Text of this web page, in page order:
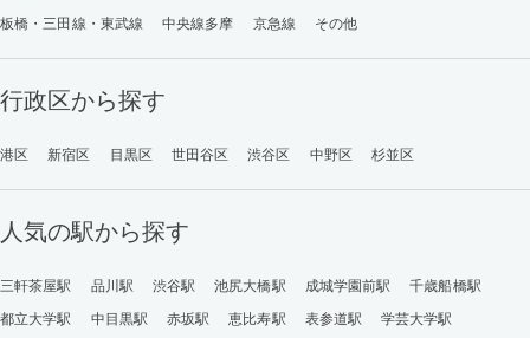
板橋・三田線・東武線
中央線多摩 京急線 その他
行政区から探す
港区 新宿区 目黒区 世田谷区 渋谷区 中野区 杉並区
人気の駅から探す
三軒茶屋駅 品川駅 渋谷駅 池尻大橋駅 成城学園前駅
千歳船橋駅
都立大学駅
中目黒駅 赤坂駅 恵比寿駅 表参道駅
学芸大学駅